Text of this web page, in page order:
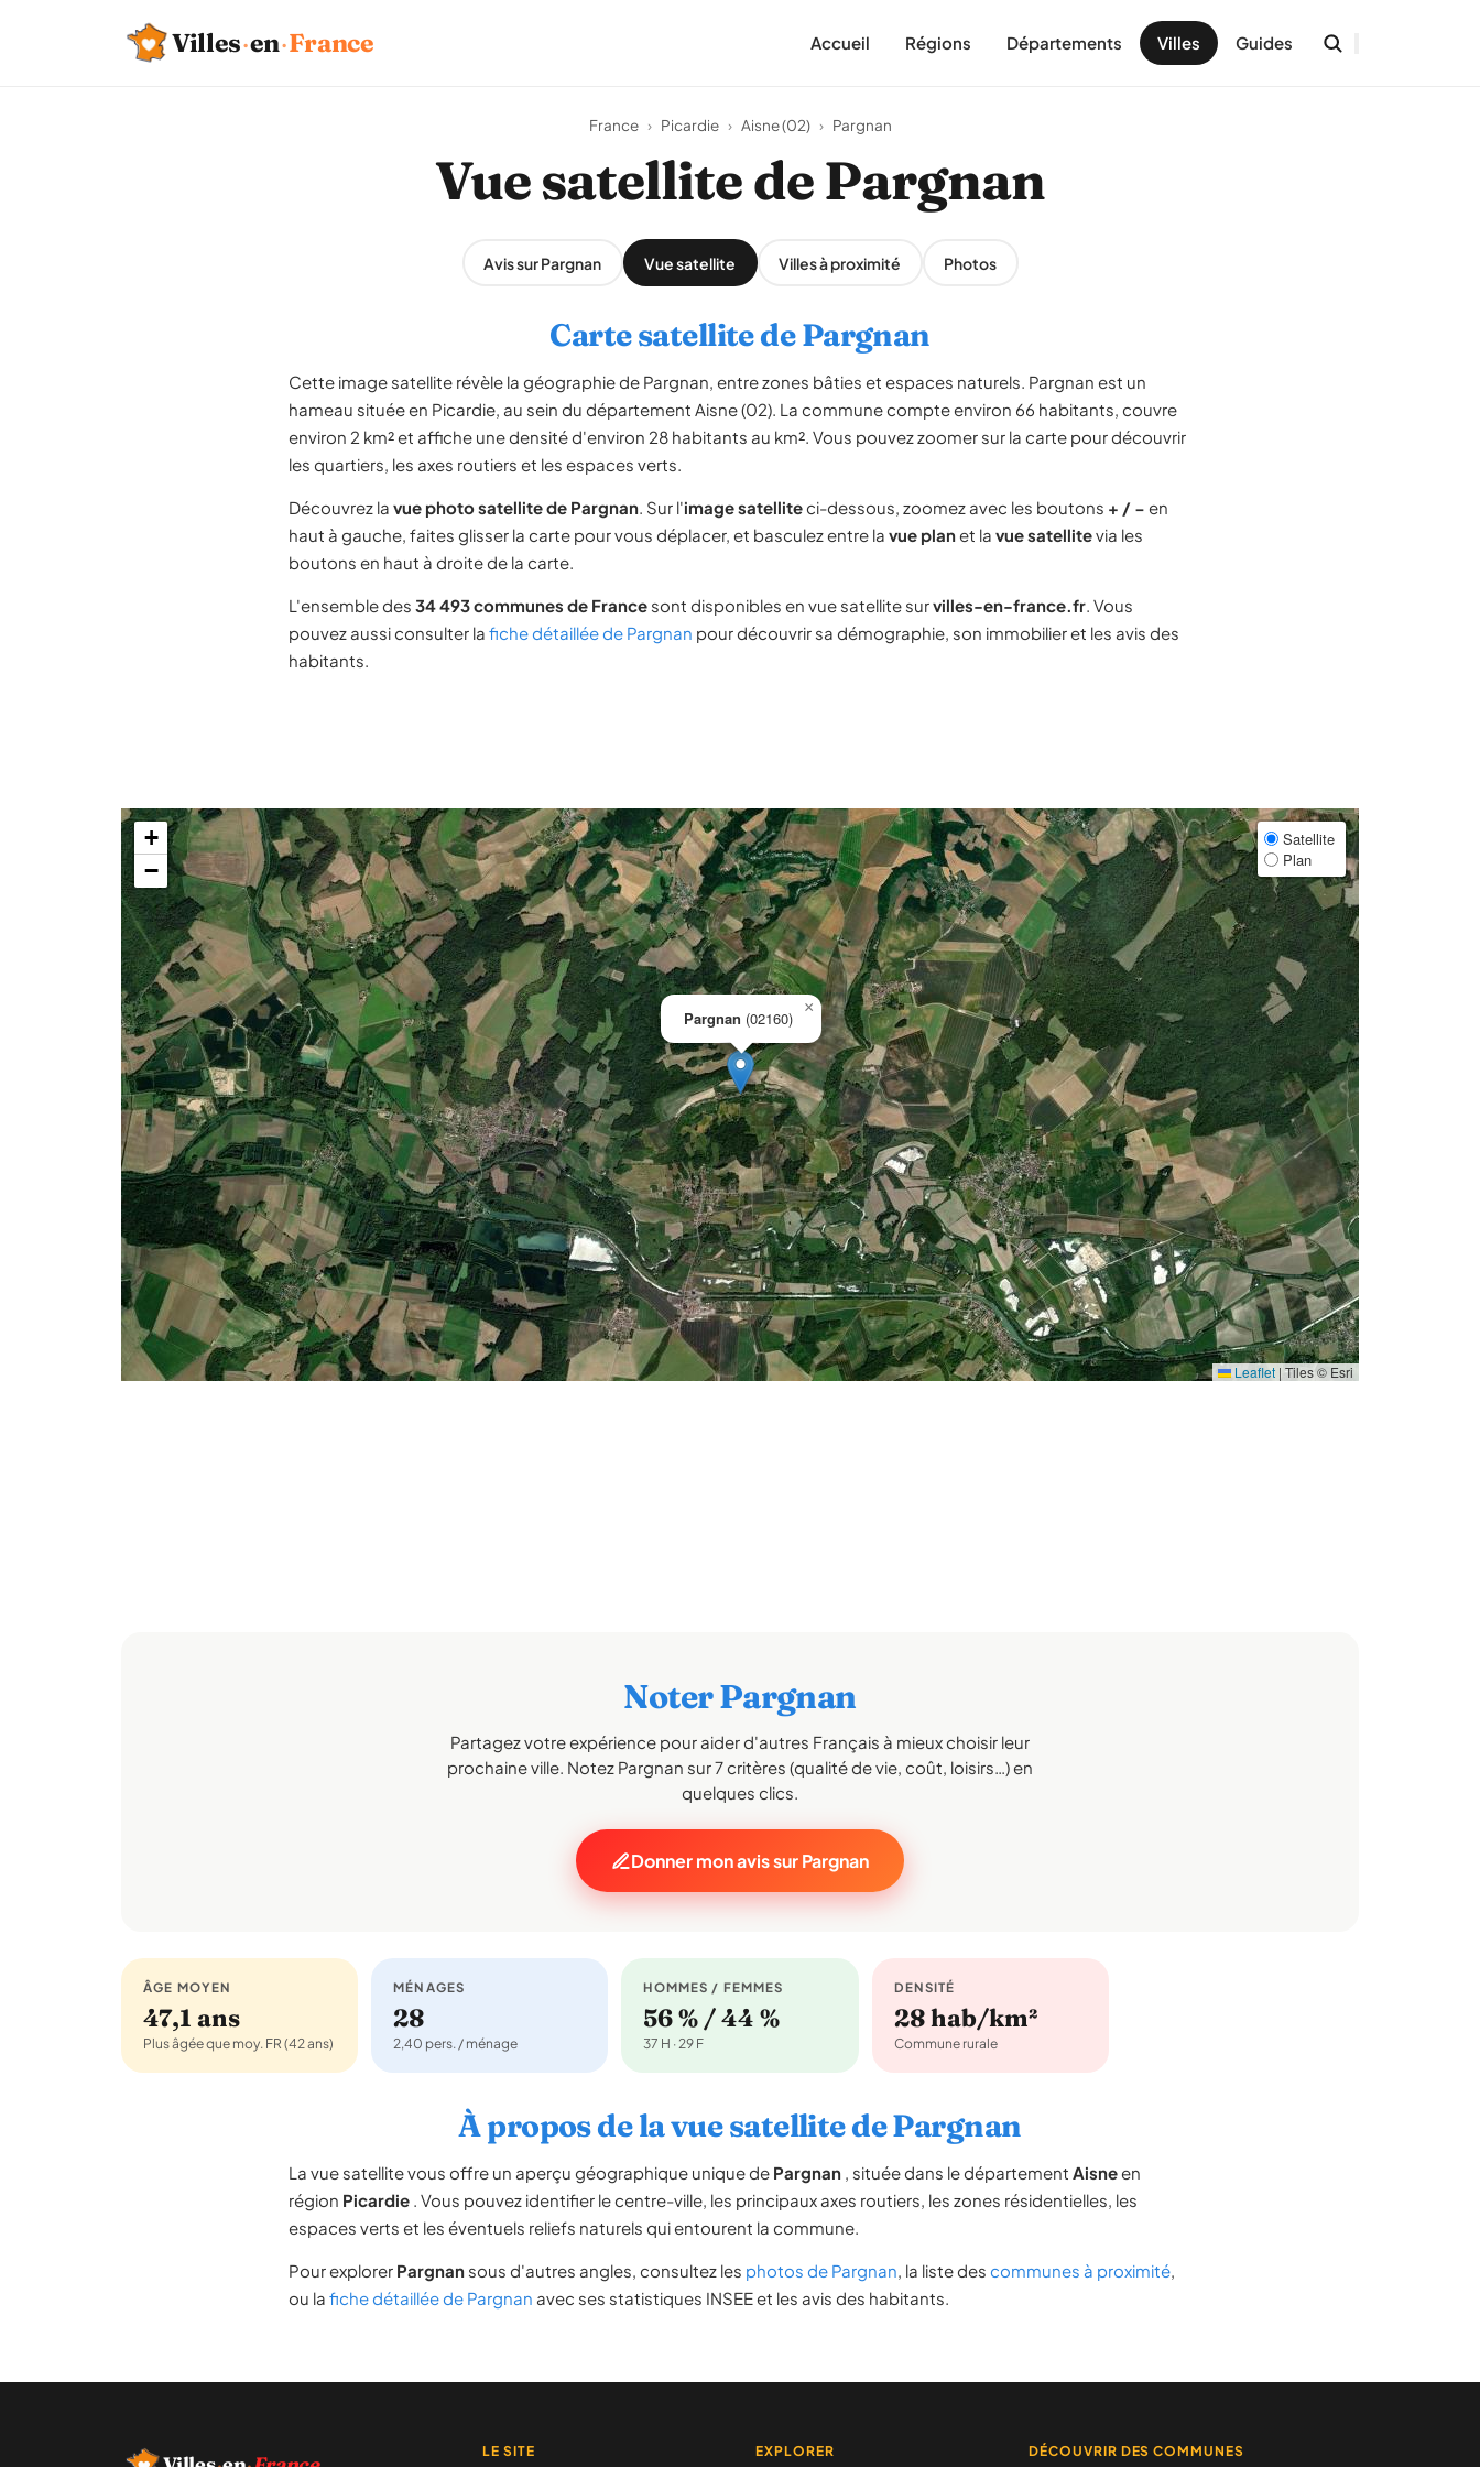
Villes·en·France Accueil Régions Départements Villes Guides
France › Picardie › Aisne (02) › Pargnan
Vue satellite de Pargnan
Avis sur Pargnan Vue satellite Villes à proximité Photos
Carte satellite de Pargnan
Cette image satellite révèle la géographie de Pargnan, entre zones bâties et espaces naturels. Pargnan est un
hameau située en Picardie, au sein du département Aisne (02). La commune compte environ 66 habitants, couvre
environ 2 km² et affiche une densité d'environ 28 habitants au km². Vous pouvez zoomer sur la carte pour découvrir
les quartiers, les axes routiers et les espaces verts.
Découvrez la vue photo satellite de Pargnan. Sur l'image satelliteci-dessous, zoomez avec les boutons + / − en
haut à gauche, faites glisser la carte pour vous déplacer, et basculez entre la vue planet la vue satellitevia les
boutons en haut à droite de la carte.
L'ensemble des 34 493 communes de France sont disponibles en vue satellite survilles-en-france.fr. Vous
pouvez aussi consulter la fiche détaillée de Pargnan pour découvrir sa démographie, son immobilier et les avis des
habitants.
Pargnan (02160)
×
+
−
Satellite
Plan
Leaflet | Tiles © Esri
Noter Pargnan
Partagez votre expérience pour aider d'autres Français à mieux choisir leur
prochaine ville. Notez Pargnan sur 7 critères (qualité de vie, coût, loisirs…) en
quelques clics.
Donner mon avis sur Pargnan
ÂGE MOYEN
47,1 ans
Plus âgée que moy. FR (42 ans)
MÉNAGES
28
2,40 pers. / ménage
HOMMES / FEMMES
56 % / 44 %
37 H · 29 F
DENSITÉ
28 hab/km²
Commune rurale
À propos de la vue satellite de Pargnan
La vue satellite vous offre un aperçu géographique unique de Pargnan , située dans le département Aisneen
région Picardie . Vous pouvez identifier le centre-ville, les principaux axes routiers, les zones résidentielles, les
espaces verts et les éventuels reliefs naturels qui entourent la commune.
Pour explorer Pargnan sous d'autres angles, consultez les photos de Pargnan, la liste des communes à proximité,
ou la fiche détaillée de Pargnan avec ses statistiques INSEE et les avis des habitants.
LE SITE EXPLORER DÉCOUVRIR DES COMMUNES